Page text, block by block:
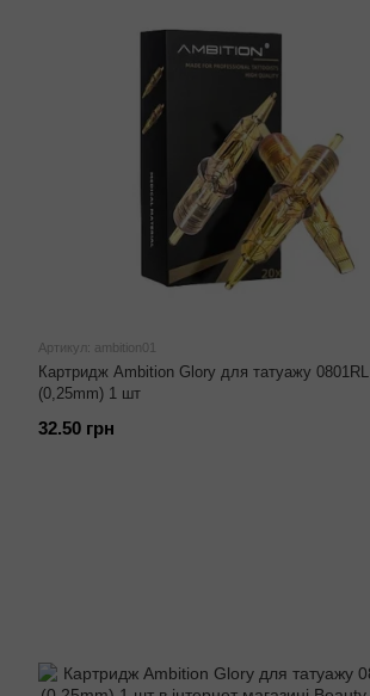
Артикул: ambition01
Картридж Ambition Glory для татуажу 0801RL
(0,25mm) 1 шт
32.50 грн